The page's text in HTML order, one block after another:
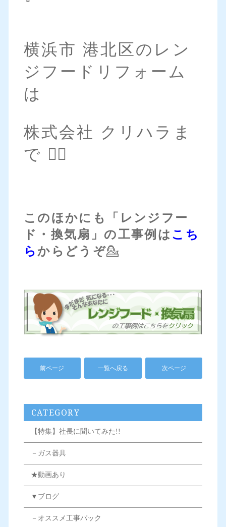
横浜市 港北区のレン
ジフードリフォーム
は
株式会社 クリハラま
で 💁‍♀️
このほかにも「レンジフー
ド・換気扇」の工事例は こち
ら からどうぞ💁
前ページ 一覧へ戻る 次ページ
CATEGORY
【特集】社長に聞いてみた!!
－ガス器具
★動画あり
▼ブログ
－オススメ工事パック